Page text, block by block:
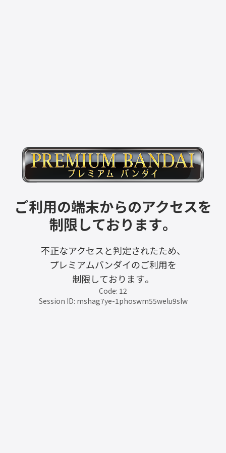
ご利用の端末からのアクセスを
制限しております。
不正なアクセスと判定されたため、
プレミアムバンダイのご利用を
制限しております。
Code: 12
Session ID: mshag7ye-1phoswm55welu9slw